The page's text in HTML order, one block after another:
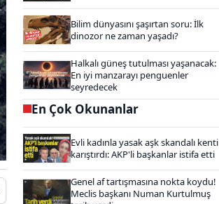
Bilim dünyasını şaşırtan soru: İlk
dinozor ne zaman yaşadı?
Halkalı güneş tutulması yaşanacak:
En iyi manzarayı penguenler
seyredecek
En Çok Okunanlar
Evli kadınla yasak aşk skandalı kenti
karıştırdı: AKP'li başkanlar istifa etti
Genel af tartışmasına nokta koydu!
Meclis başkanı Numan Kurtulmuş